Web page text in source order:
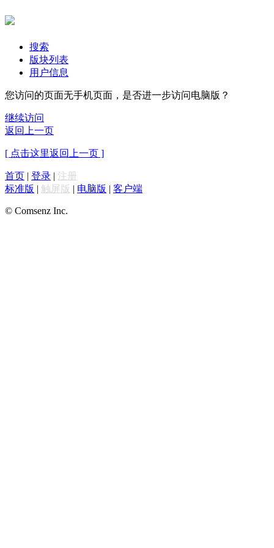
搜索
版块列表
用户信息
您访问的页面无手机页面，是否进一步访问电脑版？
继续访问
返回上一页
[ 点击这里返回上一页 ]
首页 | 登录 | 注册
标准版 | 触屏版 | 电脑版 | 客户端
© Comsenz Inc.